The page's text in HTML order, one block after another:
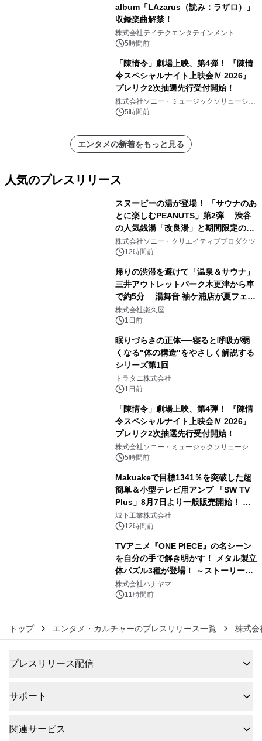
album「LAzarus（読み：ラザロ）」
収録楽曲解禁！
株式会社テイチクエンタテインメント
5時間前
「陳情令」劇場上映、第4弾！ 『陳情
令スペシャルナイト上映会Ⅳ 2026』
プレリク2次抽選先行受付開始！
株式会社ソニー・ミュージックソリューショ
ンズ5時間前
エンタメの新着をもっと見る
人気のプレスリリース
スヌーピーの湯が登場！ 「サウナのあ
とに楽しむPEANUTS」第2弾 渋谷
の人気銭湯「改良湯」と期間限定のコ
ラボレーション サウナイキタイコラ
ボグッズも発売決定！
株式会社ソニー・クリエイティブプロダクツ
12時間前
帰りの渋滞を避けて「温泉＆サウナ」
三井アウトレットパーク木更津から車
で約5分 湯舞音 袖ケ浦店が夏フェア
メニューを提供
株式会社楽久屋
1日前
眠りづらさの正体──寝ると呼吸が弱
くなる"体の構造"をやさしく解説する
シリーズ第1回
トラタニ株式会社
1日前
「陳情令」劇場上映、第4弾！ 『陳情
令スペシャルナイト上映会Ⅳ 2026』
プレリク2次抽選先行受付開始！
株式会社ソニー・ミュージックソリューショ
ンズ5時間前
Makuakeで目標1341％を突破した超
簡単＆小型テレビ用アンプ 「SW TV
Plus」8月7日より一般販売開始！ ケ
ーブル1本つなぐだけ、テレビの音が
ぐっと豊かに
城下工業株式会社
12時間前
TVアニメ『ONE PIECE』の名シーン
を自分の手で解き明かす！ メタル製立
体パズル3種が登場！ ～ストーリーと
ギミックが融合した 大人の体験型パズ
ルが8月7日(金)12時より先行予約受付
株式会社ハナヤマ
11時間前
トップ エンタメ・カルチャーのプレスリリース一覧 株式会
プレスリリース配信
サポート
関連サービス